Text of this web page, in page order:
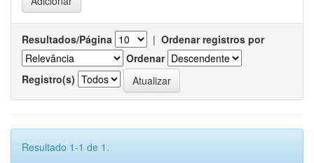
Resultados/Página | Ordenar registros por
Ordenar
Registro(s)
Resultado 1-1 de 1.